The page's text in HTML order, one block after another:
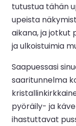
tutustua tähän
upeista
aikana, ja jotkut
ja ulkoistuimia
Saapuessasi
saaritunnelma
pyöräily- ja
ihastuttavat